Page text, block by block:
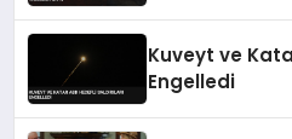
Kuveyt ve
Engelledi